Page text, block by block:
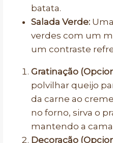
batata.
Salada Verde:
verdes com um
um contraste
Gratinação
polvilhar queijo
da carne ao
no forno, sirva o
mantendo a
Decoração